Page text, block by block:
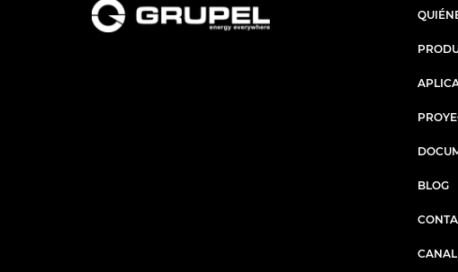
BLOG